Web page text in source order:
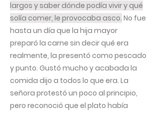
largos y saber dónde podía vivir y qué
solía comer, le provocaba asco. No fue
hasta un día que la hija mayor
preparó la carne sin decir qué era
realmente, la presentó como pescado
y punto. Gustó mucho y acabada la
comida dijo a todos lo que era. La
señora protestó un poco al principio,
pero reconoció que el plato había